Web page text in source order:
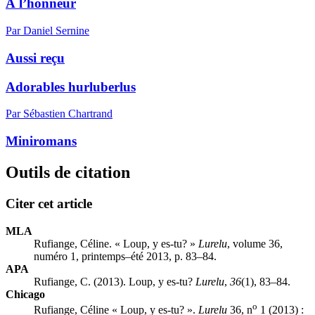
À l’honneur
Par Daniel Sernine
Aussi reçu
Adorables hurluberlus
Par Sébastien Chartrand
Miniromans
Outils de citation
Citer cet article
MLA
Rufiange, Céline. « Loup, y es-tu? » Lurelu, volume 36,
numéro 1, printemps–été 2013, p. 83–84.
APA
Rufiange, C. (2013). Loup, y es-tu? Lurelu, 36(1), 83–84.
Chicago
Rufiange, Céline « Loup, y es-tu? ». Lurelu 36, no 1 (2013) :